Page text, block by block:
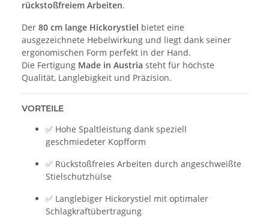
rückstoßfreiem Arbeiten.
Der 80 cm lange Hickorystiel bietet eine
ausgezeichnete Hebelwirkung und liegt dank seiner
ergonomischen Form perfekt in der Hand.
Die Fertigung Made in Austria steht für höchste
Qualität, Langlebigkeit und Präzision.
VORTEILE
✅ Hohe Spaltleistung dank speziell
geschmiedeter Kopfform
✅ Rückstoßfreies Arbeiten durch angeschweißte
Stielschutzhülse
✅ Langlebiger Hickorystiel mit optimaler
Schlagkraftübertragung